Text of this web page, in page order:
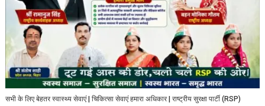
सभी के लिए बेहतर स्वास्थ्य सेवाएं | चिकित्सा सेवाएं हमारा अधिकार | राष्ट्रीय सुरक्षा पार्टी (RSP)